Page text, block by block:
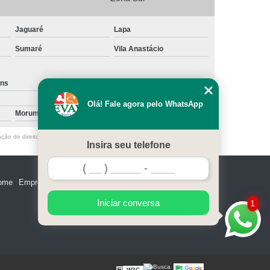
Jaguaré Lapa
Sumaré Vila Anastácio
Morumbi
de direito autoral – artigo 184 do Código Penal –
Empresa Missão Serviços Contato Mapa do site
1
Olá! Fale agora pelo WhatsApp
Insira seu telefone
Iniciar conversa